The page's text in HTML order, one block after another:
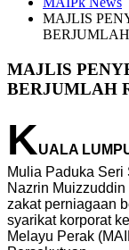
MAJLIS
MAJLIS
BERJUMLAH
KUALA
Mulia Paduka
Nazrin
zakat perniagaan
syarikat korporat
Melayu Perak